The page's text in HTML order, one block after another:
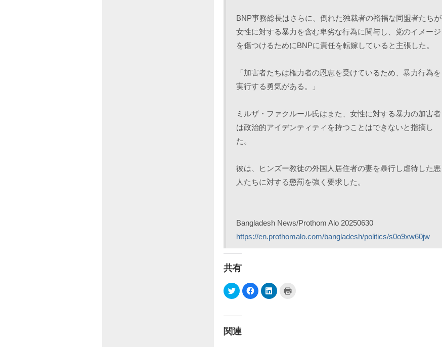
BNP事務総長はさらに、倒れた独裁者の裕福な同盟者たちが
女性に対する暴力を含む卑劣な行為に関与し、党のイメージ
を傷つけるためにBNPに責任を転嫁していると主張した。
「加害者たちは権力者の恩恵を受けているため、暴力行為を
実行する勇気がある。」
ミルザ・ファクルール氏はまた、女性に対する暴力の加害者
は政治的アイデンティティを持つことはできないと指摘し
た。
彼は、ヒンズー教徒の外国人居住者の妻を暴行し虐待した悪
人たちに対する懲罰を強く要求した。
Bangladesh News/Prothom Alo 20250630
https://en.prothomalo.com/bangladesh/politics/s0o9xw60jw
共有
ク
リ
T
w
F
a
ク
リ
関連